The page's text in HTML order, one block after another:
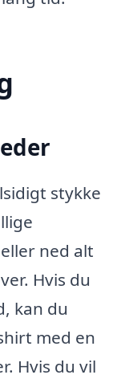
stykke
ned alt
Hvis du
kan du
med en
Hvis du vil